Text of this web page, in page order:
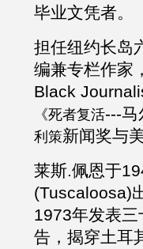
毕业文凭者。
担任纽约长岛
编兼专栏作家
Black
《死者复活---马
利策新闻奖与
莱斯.佩恩于
(Tuscaloosa)
1973年发表
告，揭穿土耳